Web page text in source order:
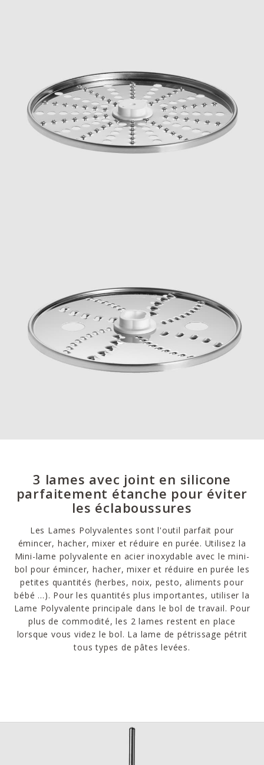
3 lames avec joint en silicone
parfaitement étanche pour éviter
les éclaboussures
Les Lames Polyvalentes sont l'outil parfait pour
émincer, hacher, mixer et réduire en purée. Utilisez la
Mini-lame polyvalente en acier inoxydable avec le mini-
bol pour émincer, hacher, mixer et réduire en purée les
petites quantités (herbes, noix, pesto, aliments pour
bébé ...). Pour les quantités plus importantes, utiliser la
Lame Polyvalente principale dans le bol de travail. Pour
plus de commodité, les 2 lames restent en place
lorsque vous videz le bol. La lame de pétrissage pétrit
tous types de pâtes levées.